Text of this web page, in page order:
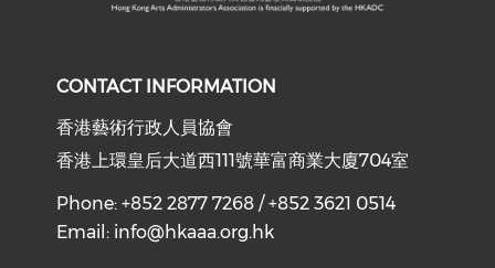
CONTACT INFORMATION
香港藝術行政人員協會
香港上環皇后大道西111號華富商業大廈704室
Phone: +852 2877 7268 / +852 3621 0514
Email: info@hkaaa.org.hk